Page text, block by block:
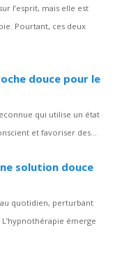
l’esprit, mais elle est
Pourtant, ces deux
douce pour le
qui utilise un état
et favoriser des...
solution douce
quotidien, perturbant
émerge